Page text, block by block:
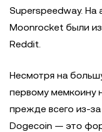
Superspeedway. На
Moonrocket были
Reddit.
Несмотря на
первому мемкоину
прежде всего из-
Dogecoin — это